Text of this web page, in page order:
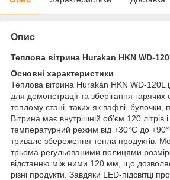
Опис
Теплова вітрина Hurakan HKN WD-
Основні характеристики
Теплова вітрина Hurakan HKN WD-120L
для демонстрації та зберігання гарячих
теплому стані, таких як вафлі, булочки,
Вітрина має внутрішній об'єм 120 літрів
температурний режим від +30°C до
тривале збереження тепла продуктів.
трьома регульованими полицями
відстанню між ними 120 мм, що
різні продукти. Завдяки LED-підсвітці